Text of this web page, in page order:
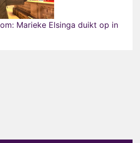
Marieke Elsinga duikt op in